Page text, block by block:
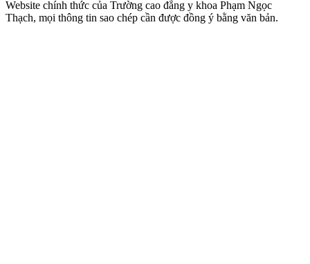
Website chính thức của Trường cao đẳng y khoa Phạm Ngọc
Thạch, mọi thông tin sao chép cần được đồng ý bằng văn bản.